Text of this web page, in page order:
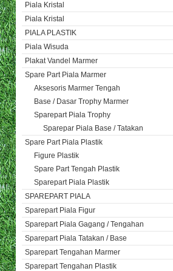
Piala Kristal
Piala Kristal
PIALA PLASTIK
Piala Wisuda
Plakat Vandel Marmer
Spare Part Piala Marmer
Aksesoris Marmer Tengah
Base / Dasar Trophy Marmer
Sparepart Piala Trophy
Sparepar Piala Base / Tatakan
Spare Part Piala Plastik
Figure Plastik
Spare Part Tengah Plastik
Sparepart Piala Plastik
SPAREPART PIALA
Sparepart Piala Figur
Sparepart Piala Gagang / Tengahan
Sparepart Piala Tatakan / Base
Sparepart Tengahan Marmer
Sparepart Tengahan Plastik